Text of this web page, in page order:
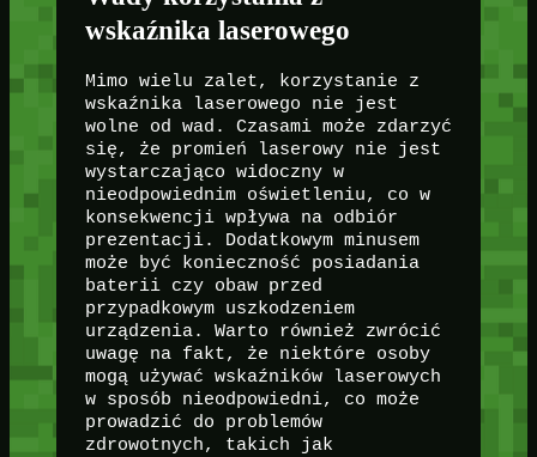
wskaźnika laserowego
Mimo wielu zalet, korzystanie z
wskaźnika laserowego nie jest
wolne od wad. Czasami może zdarzyć
się, że promień laserowy nie jest
wystarczająco widoczny w
nieodpowiednim oświetleniu, co w
konsekwencji wpływa na odbiór
prezentacji. Dodatkowym minusem
może być konieczność posiadania
baterii czy obaw przed
przypadkowym uszkodzeniem
urządzenia. Warto również zwrócić
uwagę na fakt, że niektóre osoby
mogą używać wskaźników laserowych
w sposób nieodpowiedni, co może
prowadzić do problemów
zdrowotnych, takich jak